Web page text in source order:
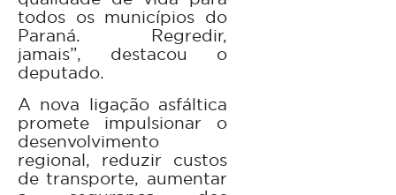
todos os municípios do
Paraná. Regredir,
jamais”, destacou o
deputado.
A nova ligação asfáltica
promete impulsionar o
desenvolvimento
regional, reduzir custos
de transporte, aumentar